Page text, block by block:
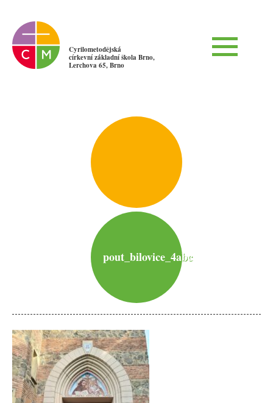
Cyrilometodějská
církevní základní škola Brno,
Lerchova 65, Brno
pout_bilovice_4abc